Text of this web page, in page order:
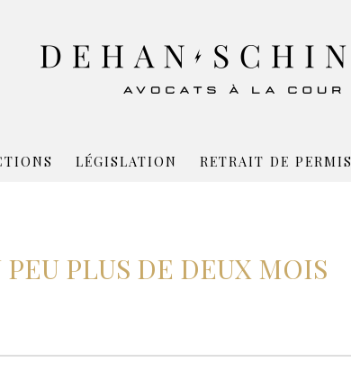
LÉGISLATION RETRAIT DE PERMIS
PLUS DE DEUX MOIS